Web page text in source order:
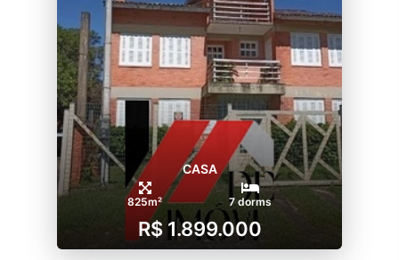
CASA
825m² 7 dorms
R$ 1.899.000